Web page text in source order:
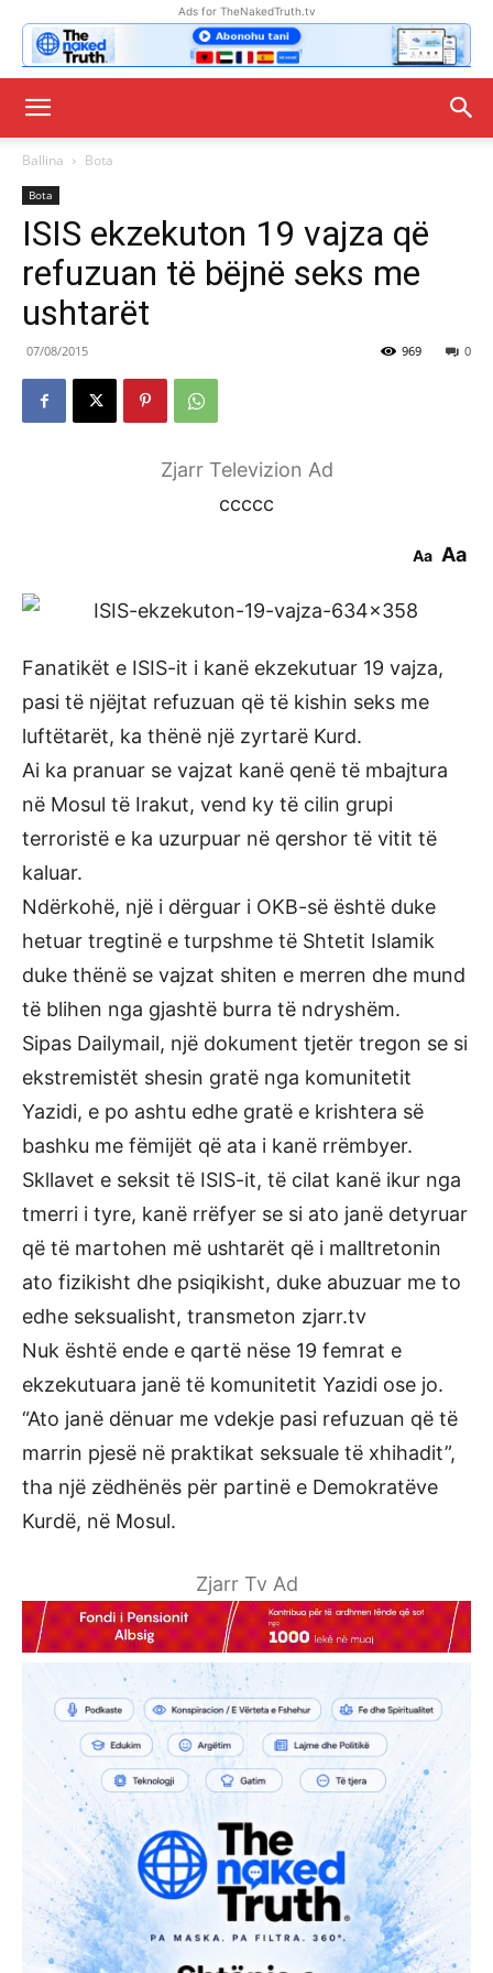
Ads for TheNakedTruth.tv
Ballina Bota
Bota
ISIS ekzekuton 19 vajza që
refuzuan të bëjnë seks me
ushtarët
07/08/2015 0
969
Zjarr Televizion Ad
ccccc
Aa Aa
Fanatikët e ISIS-it i kanë ekzekutuar 19 vajza,
pasi të njëjtat refuzuan që të kishin seks me
luftëtarët, ka thënë një zyrtarë Kurd.
Ai ka pranuar se vajzat kanë qenë të mbajtura
në Mosul të Irakut, vend ky të cilin grupi
terroristë e ka uzurpuar në qershor të vitit të
kaluar.
Ndërkohë, një i dërguar i OKB-së është duke
hetuar tregtinë e turpshme të Shtetit Islamik
duke thënë se vajzat shiten e merren dhe mund
të blihen nga gjashtë burra të ndryshëm.
Sipas Dailymail, një dokument tjetër tregon se si
ekstremistët shesin gratë nga komunitetit
Yazidi, e po ashtu edhe gratë e krishtera së
bashku me fëmijët që ata i kanë rrëmbyer.
Skllavet e seksit të ISIS-it, të cilat kanë ikur nga
tmerri i tyre, kanë rrëfyer se si ato janë detyruar
që të martohen më ushtarët që i malltretonin
ato fizikisht dhe psiqikisht, duke abuzuar me to
edhe seksualisht, transmeton zjarr.tv
Nuk është ende e qartë nëse 19 femrat e
ekzekutuara janë të komunitetit Yazidi ose jo.
“Ato janë dënuar me vdekje pasi refuzuan që të
marrin pjesë në praktikat seksuale të xhihadit”,
tha një zëdhënës për partinë e Demokratëve
Kurdë, në Mosul.
Zjarr Tv Ad